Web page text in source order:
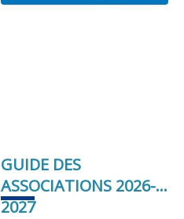
GUIDE DES
ASSOCIATIONS 2026-
2027